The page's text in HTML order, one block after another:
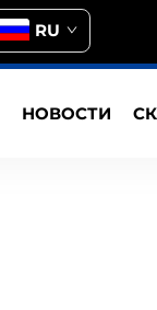
RU
НОВОСТИ